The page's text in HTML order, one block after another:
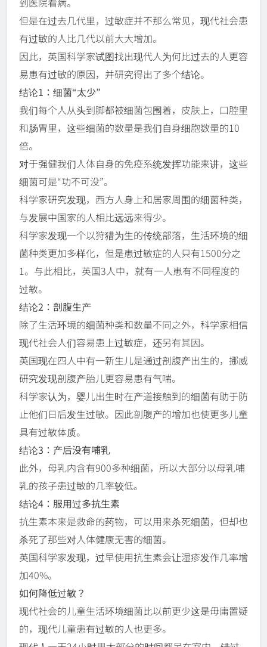
但是在过去几代里，过敏症并不那么常见，现代社会患
有过敏的人比几代以前大大增加。
因此，英国科学家试图找出现代人为何比过去的人更容
易患有过敏的原因，并研究得出了多个结论。
结论1：细菌“太少”
我们每个人从头到脚都被细菌包围着，皮肤上，口腔里
和肠胃里，这些细菌的数量是我们自身细胞数量的10
倍。
对于强健我们人体自身的免疫系统发挥功能来讲，这些
细菌可是“功不可没”。
科学家研究发现，西方人身上和居家周围的细菌种类，
与发展中国家的人相比远远来得少。
科学家发现一个以狩猎为生的传统部落，生活环境的细
菌种类更加多样化，但是患过敏症的人只有1500分之
1。与此相比，英国3人中，就有一人患有不同程度的
过敏。
结论2：剖腹生产
除了生活环境的细菌种类和数量不同之外，科学家相信
现代社会人们容易患上过敏症，还另有其因。
英国现在四人中有一新生儿是通过剖腹产出生的，挪威
研究发现剖腹产胎儿更容易患有气喘。
科学家认为，婴儿出生时在产道接触到的细菌有助于防
止他们日后发生过敏。因此剖腹产的增加也使更多儿童
具有过敏体质。
结论3：产后没有哺乳
此外，母乳内含有900多种细菌，所以大部分以母乳哺
乳的孩子患过敏的几率较低。
结论4：服用过多抗生素
抗生素本来是救命的药物，可以用来杀死细菌，但却也
杀死了那些对人体健康无害的细菌。
英国科学家发现，过早使用抗生素会让湿疹发作几率增
加40%。
如何降低过敏？
现代社会的儿童生活环境细菌比以前更少这是毋庸置疑
的，现代儿童患有过敏的人也更多。